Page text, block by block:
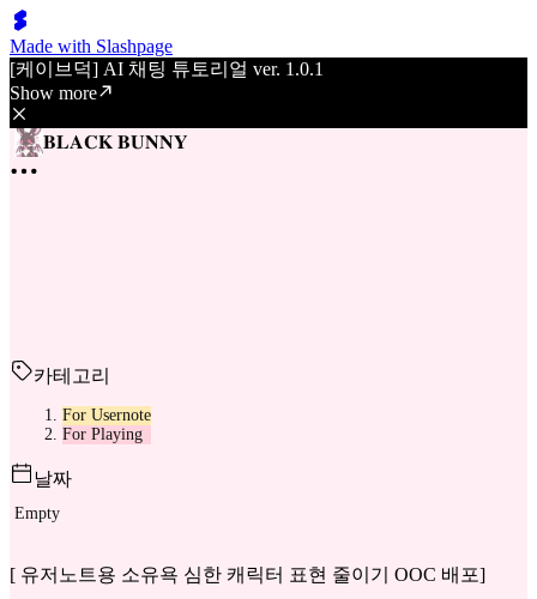
Made with Slashpage
[케이브덕] AI 채팅 튜토리얼 ver. 1.0.1
Show more
𝐁𝐋𝐀𝐂𝐊 𝐁𝐔𝐍𝐍𝐘
카테고리
For Usernote
For Playing
날짜
Empty
[ 유저노트용 소유욕 심한 캐릭터 표현 줄이기 OOC 배포]